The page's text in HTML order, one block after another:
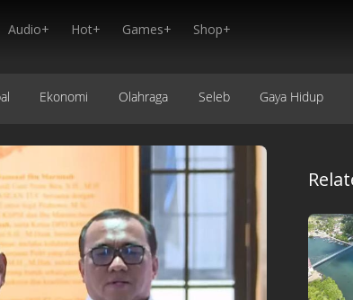
Audio+ Hot+ Games+ Shop+
Ekonomi Olahraga Seleb Gaya Hidup